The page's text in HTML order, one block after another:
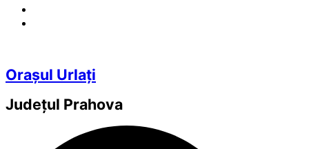
Orașul Urlați
Județul Prahova